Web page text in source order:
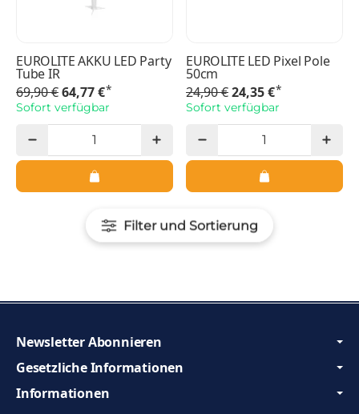
Filter und Sortierung
EUROLITE AKKU LED Party
Tube IR
69,90 €64,77 €*
Sofort verfügbar
EUROLITE LED Pixel Pole
50cm
24,90 €24,35 €*
Sofort verfügbar
Gesetzliche Informationen
Informationen
Newsletter Abonnieren